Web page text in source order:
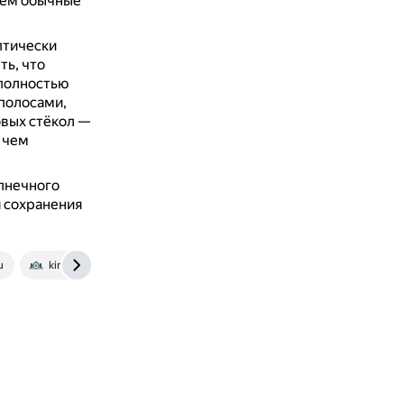
что
стёкол —
чем
king-glass.ru